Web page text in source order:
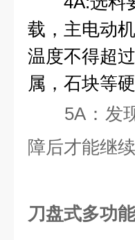
载，主电动
温度不得超
属，石块等
5A：发现
障后才能继续
刀盘式多功